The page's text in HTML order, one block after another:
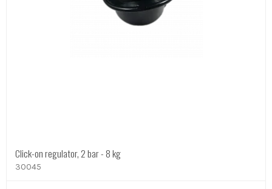
Click-on regulator, 2 bar - 8 kg
30045